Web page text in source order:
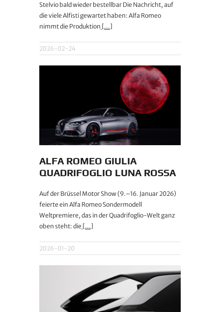
Stelvio bald wieder bestellbar Die Nachricht, auf
die viele Alfisti gewartet haben: Alfa Romeo
nimmt die Produktion [...]
2026-02-24
ALFA ROMEO GIULIA
QUADRIFOGLIO LUNA ROSSA
Auf der Brüssel Motor Show (9.–16. Januar 2026)
feierte ein Alfa Romeo Sondermodell
Weltpremiere, das in der Quadrifoglio-Welt ganz
oben steht: die [...]
2026-01-20